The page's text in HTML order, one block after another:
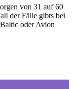
von 31 auf 60
der Fälle gibts bei
oder Avion